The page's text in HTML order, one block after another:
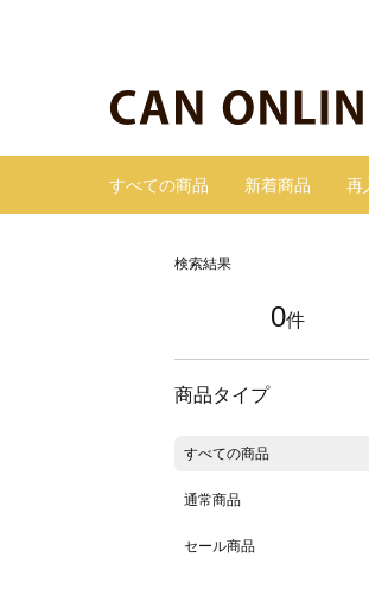
すべての商品 新着商品 再
検索結果
0件
商品タイプ
すべての商品
通常商品
セール商品